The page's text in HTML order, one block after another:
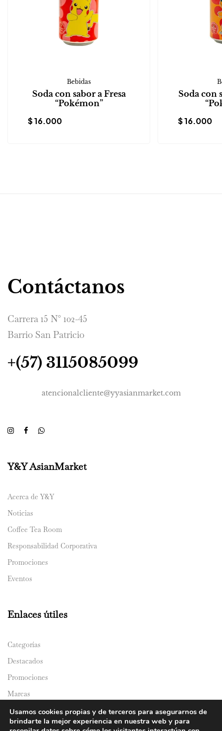
Bebidas
Soda con sabor a Fresa
“Pokémon”
$16.000
Soda con
$16.000
Contáctanos
Carrera 15 N° 102-45
Barrio San Patricio
+(57) 3115085099
atencionalcliente@yyasianmarket.com
Y&Y AsianMarket
Acerca de Y&Y
Noticias
Coffee Tea Room
Responsabilidad Corporativa
Promociones
Eventos
Enlaces útiles
Categorías
Destacados
Promociones
Marcas
Catálogos
Domicilios
Usamos cookies propias y de terceros para asegurarnos de
brindarte la mejor experiencia en nuestra web y para